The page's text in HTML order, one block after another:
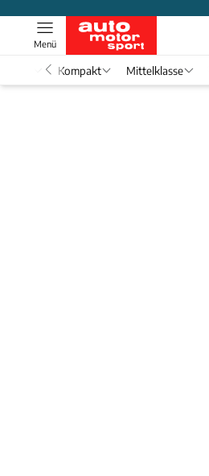
Menü
Kompakt Mittelklasse